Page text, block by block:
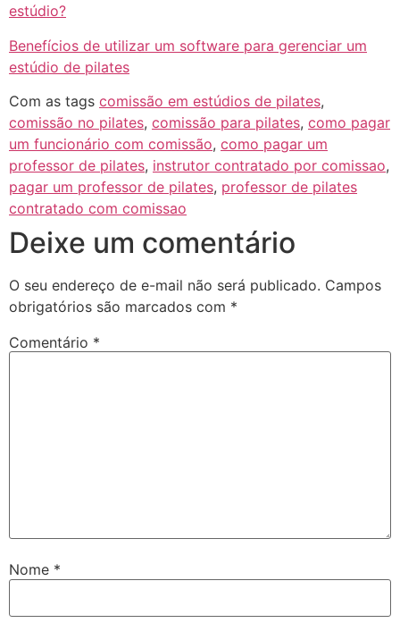
estúdio?
Benefícios de utilizar um software para gerenciar um
estúdio de pilates
Com as tags comissão em estúdios de pilates,
comissão no pilates, comissão para pilates, como pagar
um funcionário com comissão, como pagar um
professor de pilates, instrutor contratado por comissao,
pagar um professor de pilates, professor de pilates
contratado com comissao
Deixe um comentário
O seu endereço de e-mail não será publicado. Campos
obrigatórios são marcados com *
Comentário *
Nome *